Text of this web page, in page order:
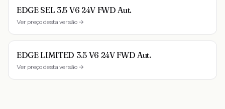
EDGE SEL 3.5 V6 24V FWD Aut.
Ver preço desta versão →
EDGE LIMITED 3.5 V6 24V FWD Aut.
Ver preço desta versão →